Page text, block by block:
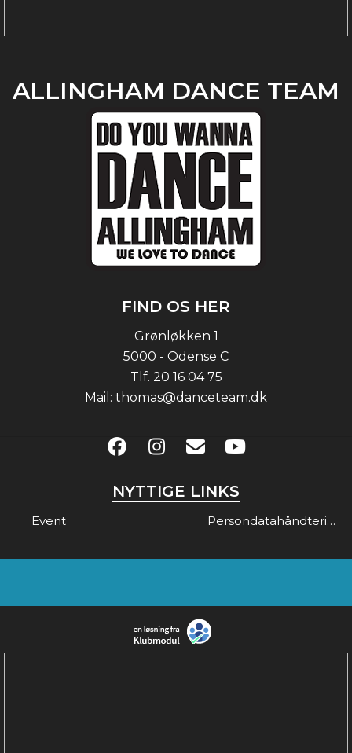
ALLINGHAM DANCE TEAM
FIND OS HER
Grønløkken 1
5000 - Odense C
Tlf. 20 16 04 75
Mail: thomas@danceteam.dk
NYTTIGE LINKS
Event Persondatahåndtering & Gdpr